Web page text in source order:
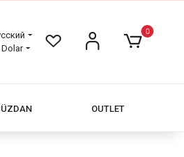
Dolar
0
OUTLET